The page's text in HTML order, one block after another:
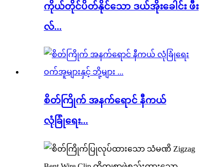
ကိုယ်တိုင်ပိတ်နိုင်သော ဒယ်အိုးခေါင်း ဖီး
လ်...
စိတ်ကြိုက် အနက်ရောင် နီကယ်
လုံခြုံရေး...